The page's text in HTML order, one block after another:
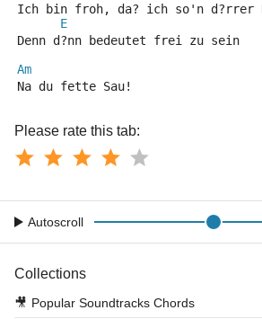
Ich bin froh, da? ich so'n d?rrer
E
Denn d?nn bedeutet frei zu sein
Am
Na du fette Sau!
Please rate this tab:
Autoscroll
Collections
🎥 Popular Soundtracks Chords